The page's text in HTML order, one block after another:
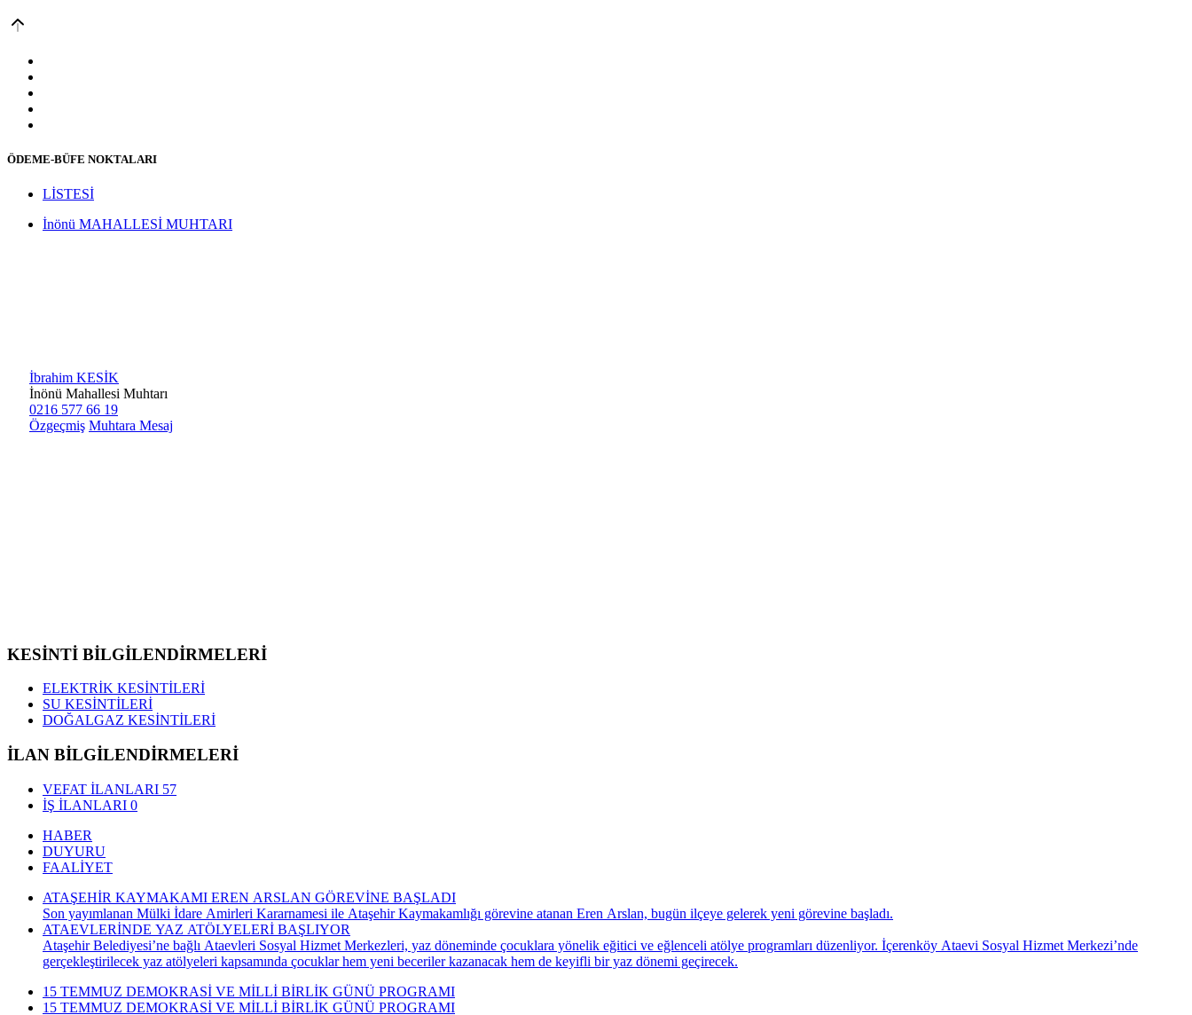
ÖDEME-BÜFE NOKTALARI
LİSTESİ
İnönü MAHALLESİ MUHTARI
İbrahim KESİK
İnönü Mahallesi Muhtarı
0216 577 66 19
Özgeçmiş Muhtara Mesaj
KESİNTİ BİLGİLENDİRMELERİ
ELEKTRİK KESİNTİLERİ
SU KESİNTİLERİ
DOĞALGAZ KESİNTİLERİ
İLAN BİLGİLENDİRMELERİ
VEFAT İLANLARI 57
İŞ İLANLARI 0
HABER
DUYURU
FAALİYET
ATAŞEHİR KAYMAKAMI EREN ARSLAN GÖREVİNE BAŞLADI
Son yayımlanan Mülki İdare Amirleri Kararnamesi ile Ataşehir Kaymakamlığı görevine atanan Eren Arslan, bugün ilçeye gelerek yeni görevine başladı.
ATAEVLERİNDE YAZ ATÖLYELERİ BAŞLIYOR
Ataşehir Belediyesi’ne bağlı Ataevleri Sosyal Hizmet Merkezleri, yaz döneminde çocuklara yönelik eğitici ve eğlenceli atölye programları düzenliyor. İçerenköy Ataevi Sosyal Hizmet Merkezi’nde
gerçekleştirilecek yaz atölyeleri kapsamında çocuklar hem yeni beceriler kazanacak hem de keyifli bir yaz dönemi geçirecek.
15 TEMMUZ DEMOKRASİ VE MİLLİ BİRLİK GÜNÜ PROGRAMI
15 TEMMUZ DEMOKRASİ VE MİLLİ BİRLİK GÜNÜ PROGRAMI